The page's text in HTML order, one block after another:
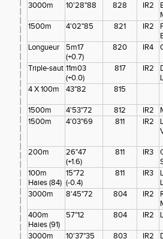
3000m
10'28"88 828 IR2
1500m
4'02"85 821 IR2
Longueur
5m17
(+0.7)
820 IR4
Triple-saut 11m03
(+0.0)
817 IR2
4 X 100m
43"82 815
1500m
4'53"72 812 IR2
1500m
4'03"69 811 IR2
200m
26"47
(+1.6)
811 IR3
100m
Haies (84)
15"72
(-0.4)
811 IR3
3000m
8'45"72 804 IR2
400m
Haies (91)
57"12 804 IR2
3000m
10'37"35 803 IR2